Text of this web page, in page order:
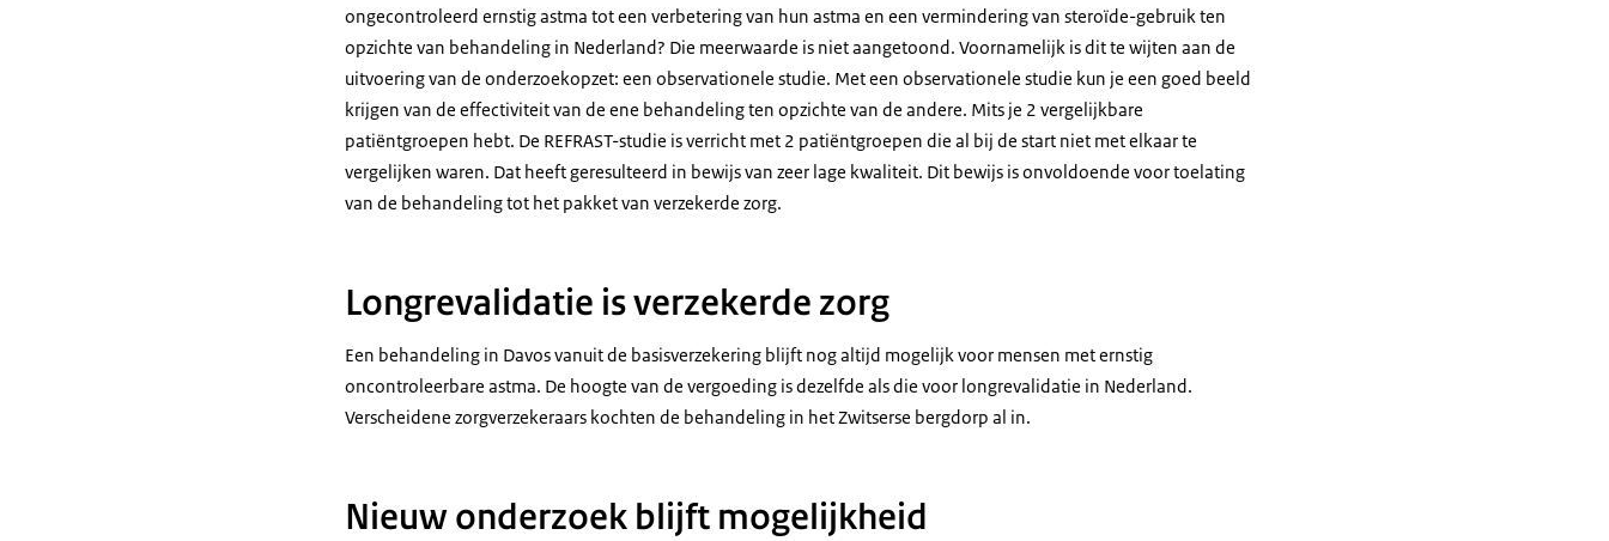
ongecontroleerd ernstig astma tot een verbetering van hun astma en een vermindering van steroïde-gebruik ten
opzichte van behandeling in Nederland? Die meerwaarde is niet aangetoond. Voornamelijk is dit te wijten aan de
uitvoering van de onderzoekopzet: een observationele studie. Met een observationele studie kun je een goed beeld
krijgen van de effectiviteit van de ene behandeling ten opzichte van de andere. Mits je 2 vergelijkbare
patiëntgroepen hebt. De REFRAST-studie is verricht met 2 patiëntgroepen die al bij de start niet met elkaar te
vergelijken waren. Dat heeft geresulteerd in bewijs van zeer lage kwaliteit. Dit bewijs is onvoldoende voor toelating
van de behandeling tot het pakket van verzekerde zorg.
Longrevalidatie is verzekerde zorg
Een behandeling in Davos vanuit de basisverzekering blijft nog altijd mogelijk voor mensen met ernstig
oncontroleerbare astma. De hoogte van de vergoeding is dezelfde als die voor longrevalidatie in Nederland.
Verscheidene zorgverzekeraars kochten de behandeling in het Zwitserse bergdorp al in.
Nieuw onderzoek blijft mogelijkheid